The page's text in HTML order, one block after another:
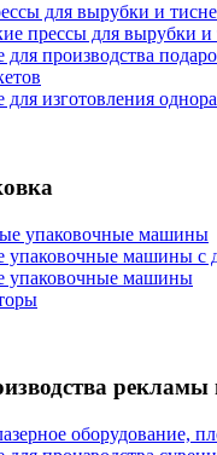
для вырубки и
прессы для вырубки и
для производства
для изготовления
упаковочные машины
упаковочные машины с
упаковочные машины
рекламы
оборудование,